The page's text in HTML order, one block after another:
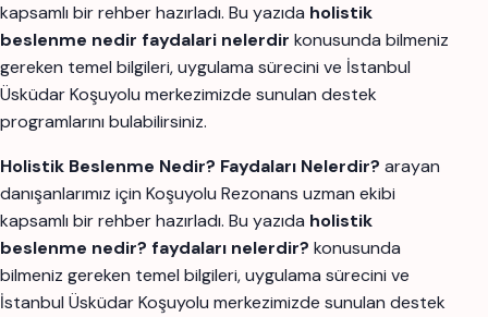
kapsamlı bir rehber hazırladı. Bu yazıda holistik
beslenme nedir faydalari nelerdir konusunda bilmeniz
gereken temel bilgileri, uygulama sürecini ve İstanbul
Üsküdar Koşuyolu merkezimizde sunulan destek
programlarını bulabilirsiniz.
Holistik Beslenme Nedir? Faydaları Nelerdir? arayan
danışanlarımız için Koşuyolu Rezonans uzman ekibi
kapsamlı bir rehber hazırladı. Bu yazıda holistik
beslenme nedir? faydaları nelerdir? konusunda
bilmeniz gereken temel bilgileri, uygulama sürecini ve
İstanbul Üsküdar Koşuyolu merkezimizde sunulan destek